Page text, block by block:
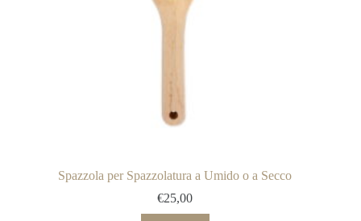
Spazzola per Spazzolatura a Umido o a Secco
€25,00